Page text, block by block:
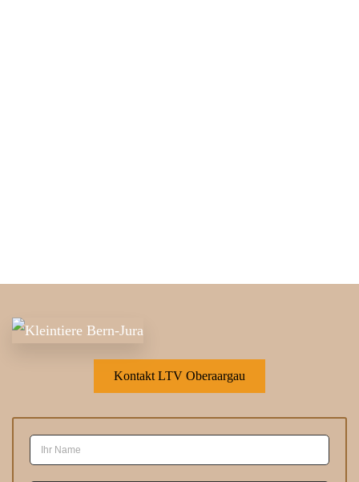
Kontakt LTV Oberaargau